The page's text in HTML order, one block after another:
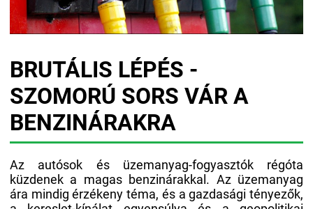
BRUTÁLIS LÉPÉS -
SZOMORÚ SORS VÁR A
BENZINÁRAKRA
Az autósok és üzemanyag-fogyasztók régóta
küzdenek a magas benzinárakkal. Az üzemanyag
ára mindig érzékeny téma, és a gazdasági tényezők,